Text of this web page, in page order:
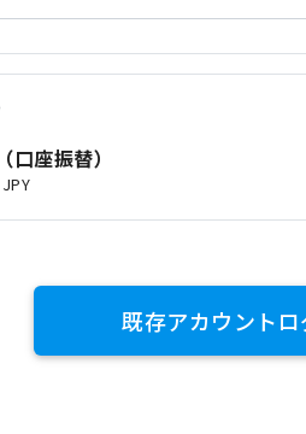
座振替）
JPY
既存アカウントロ